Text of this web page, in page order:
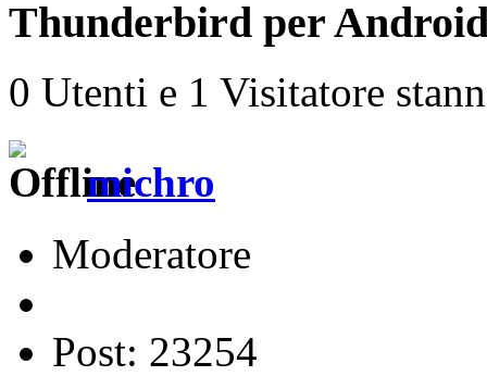
Thunderbird per
0 Utenti e 1 Visitatore
michro
Moderatore
Post: 23254